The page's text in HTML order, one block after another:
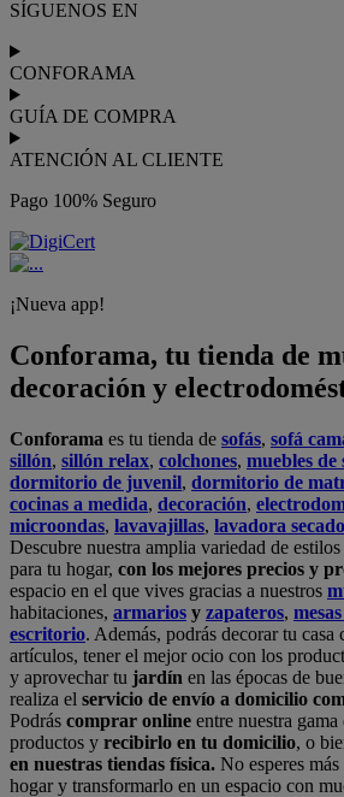
Conforama, tu tienda de
decoración y
Conforama
sillón,sillón relax,colchones
dormitorio de juvenil
cocinas a medida,decoración
Descubre nuestra amplia variedad de estilos
para tu hogar,
espacio en el que vives gracias a nuestros
habitaciones,
escritorio. Además, podrás decorar tu casa
artículos, tener el mejor ocio con los
y aprovechar tu
en las épocas de
realiza elservicio de envío a domicilio
Podráscomprar onlineentre nuestra gama
recibirlo en tu domicilio
No esperes
hogar y transformarlo en un espacio con
tiene 300tiendas de mueblesfísicas
distintos. Aproveche nuestras ofertas de
baratosyliquidaciones de sofas.
Conforama solo comercializa a través de su
en sus tiendas de sofás.
Alcalá de Guadaíra,Alcalá de Henares,
Arinaga,Asturias,Badalona,Barakaldo,
Castellón ,Chafiras,Cordoba,Elche ,
Almería,La Coruña,La Laguna,La Zenia,
Lleida,Los Barrios,Madrid, Majadahonda,
Orotava,Palma, Pamplona,Rivas,Sabadell
San Sebastian,Sant Boi, Santander,
Sevilla,Tamaraceite,Terrassa, Viana,